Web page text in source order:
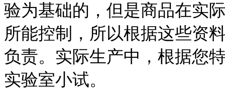
验为基础的，但是商品在实
所能控制，所以根据这些资
负责。实际生产中，根据您
实验室小试。